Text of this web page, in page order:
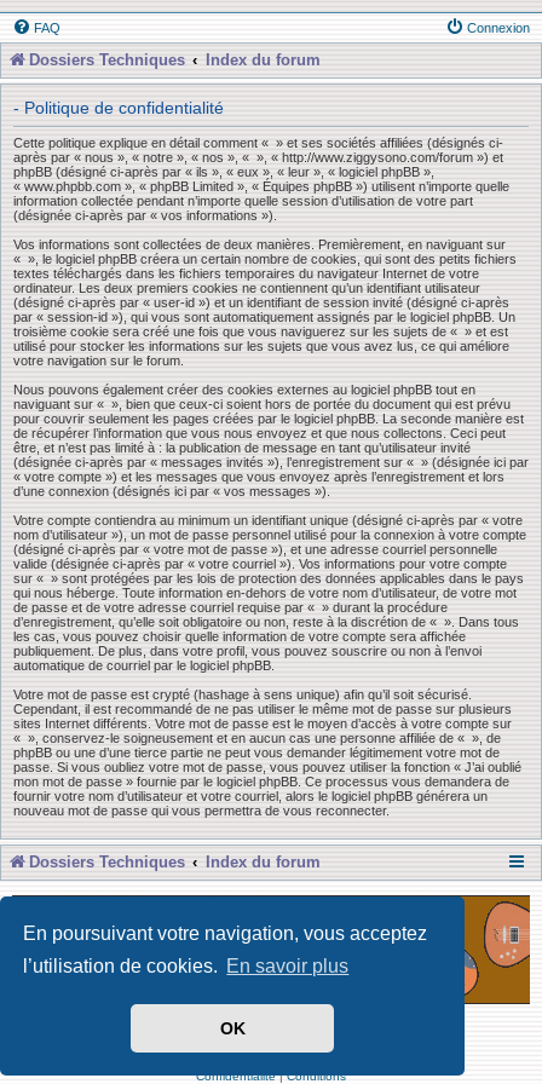
En poursuivant votre navigation, vous acceptez
l’utilisation de cookies. En savoir plus
OK
FAQ Connexion
Dossiers Techniques Index du forum
- Politique de confidentialité
Cette politique explique en détail comment « » et ses sociétés affiliées (désignés ci-
après par « nous », « notre », « nos », « », « http://www.ziggysono.com/forum ») et
phpBB (désigné ci-après par « ils », « eux », « leur », « logiciel phpBB »,
« www.phpbb.com », « phpBB Limited », « Équipes phpBB ») utilisent n’importe quelle
information collectée pendant n’importe quelle session d’utilisation de votre part
(désignée ci-après par « vos informations »).
Vos informations sont collectées de deux manières. Premièrement, en naviguant sur
« », le logiciel phpBB créera un certain nombre de cookies, qui sont des petits fichiers
textes téléchargés dans les fichiers temporaires du navigateur Internet de votre
ordinateur. Les deux premiers cookies ne contiennent qu’un identifiant utilisateur
(désigné ci-après par « user-id ») et un identifiant de session invité (désigné ci-après
par « session-id »), qui vous sont automatiquement assignés par le logiciel phpBB. Un
troisième cookie sera créé une fois que vous naviguerez sur les sujets de « » et est
utilisé pour stocker les informations sur les sujets que vous avez lus, ce qui améliore
votre navigation sur le forum.
Nous pouvons également créer des cookies externes au logiciel phpBB tout en
naviguant sur « », bien que ceux-ci soient hors de portée du document qui est prévu
pour couvrir seulement les pages créées par le logiciel phpBB. La seconde manière est
de récupérer l’information que vous nous envoyez et que nous collectons. Ceci peut
être, et n’est pas limité à : la publication de message en tant qu’utilisateur invité
(désignée ci-après par « messages invités »), l’enregistrement sur « » (désignée ici par
« votre compte ») et les messages que vous envoyez après l’enregistrement et lors
d’une connexion (désignés ici par « vos messages »).
Votre compte contiendra au minimum un identifiant unique (désigné ci-après par « votre
nom d’utilisateur »), un mot de passe personnel utilisé pour la connexion à votre compte
(désigné ci-après par « votre mot de passe »), et une adresse courriel personnelle
valide (désignée ci-après par « votre courriel »). Vos informations pour votre compte
sur « » sont protégées par les lois de protection des données applicables dans le pays
qui nous héberge. Toute information en-dehors de votre nom d’utilisateur, de votre mot
de passe et de votre adresse courriel requise par « » durant la procédure
d’enregistrement, qu’elle soit obligatoire ou non, reste à la discrétion de « ». Dans tous
les cas, vous pouvez choisir quelle information de votre compte sera affichée
publiquement. De plus, dans votre profil, vous pouvez souscrire ou non à l’envoi
automatique de courriel par le logiciel phpBB.
Votre mot de passe est crypté (hashage à sens unique) afin qu’il soit sécurisé.
Cependant, il est recommandé de ne pas utiliser le même mot de passe sur plusieurs
sites Internet différents. Votre mot de passe est le moyen d’accès à votre compte sur
« », conservez-le soigneusement et en aucun cas une personne affiliée de « », de
phpBB ou une d’une tierce partie ne peut vous demander légitimement votre mot de
passe. Si vous oubliez votre mot de passe, vous pouvez utiliser la fonction « J’ai oublié
mon mot de passe » fournie par le logiciel phpBB. Ce processus vous demandera de
fournir votre nom d’utilisateur et votre courriel, alors le logiciel phpBB générera un
nouveau mot de passe qui vous permettra de vous reconnecter.
Dossiers Techniques Index du forum
Développé par Forum Software © phpBB Limited
Traduit par phpBB-fr
Confidentialité|Conditions